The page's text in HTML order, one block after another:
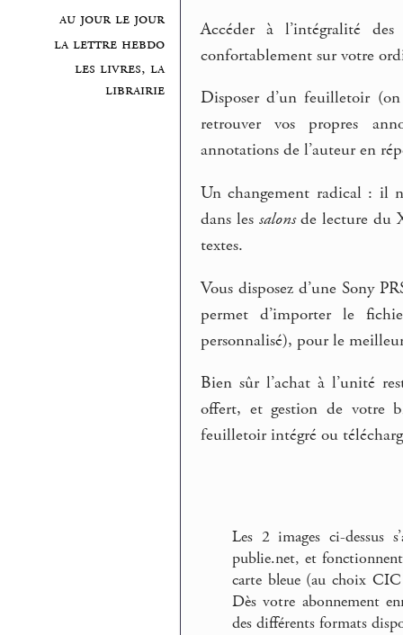
au jour le jour
la lettre hebdo
les livres, la
librairie
Accéder à l’intégralité
confortablement sur votre
Disposer d’un feuilletoir
retrouver vos propres
annotations de l’auteur en
Un changement radical : il
dans les salonsde lecture du
textes.
Vous disposez d’une Sony
permet d’importer le
personnalisé), pour le
Bien sûr l’achat à l’unité
offert, et gestion de votre
feuilletoir intégré ou
Les 2 images ci-dessus
publie.net, et
carte bleue (au choix
Dès votre abonnement
des différents formats